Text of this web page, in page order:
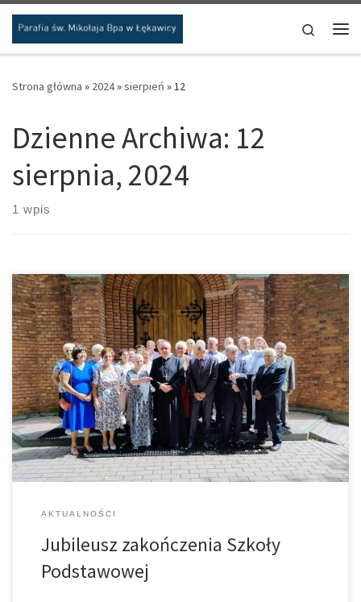
Przejdź do treści
Search
Strona główna » 2024»sierpień »12
Dzienne Archiwa: 12
sierpnia, 2024
1 wpis
Dzisiejszej Mszy Św. o godz. 11.00 przewodniczył nasz rodak Abp
Stanisław Budzik, który wraz z koleżankami i kolegami ze szkoły
przeżywał Jubileusz zakończenia Szkoły Podstawowej. Wśród
gości pojawiło się także dwoje nauczycieli. Dla Ks. Abp to także 20-
lecie przyjęcia sakry biskupiej. Życzymy zdrowia i kolejnych tak
pięknych jubileuszy. Więcej zdjęć […]
AKTUALNOŚCI
Jubileusz zakończenia Szkoły
Podstawowej